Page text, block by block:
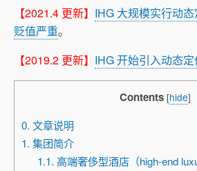
【2021.4 更新】 IHG 大规模实行动
贬值严重。
【2019.2 更新】 IHG 开始引入动态定
Contents [hide]
0. 文章说明
1. 集团简介
1.1. 高端奢侈型酒店（high-end